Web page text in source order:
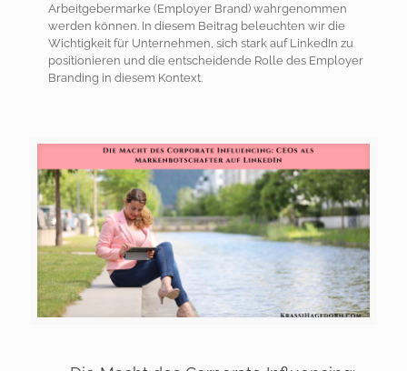
Arbeitgebermarke (Employer Brand) wahrgenommen
werden können. In diesem Beitrag beleuchten wir die
Wichtigkeit für Unternehmen, sich stark auf LinkedIn zu
positionieren und die entscheidende Rolle des Employer
Branding in diesem Kontext.